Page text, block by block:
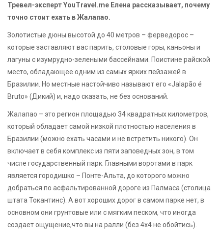
Тревел-эксперт YouTravel.me Елена рассказывает, почему
точно стоит ехать в Жалапао.
Золотистые дюны высотой до 40 метров – ферведорос –
которые заставляют вас парить, столовые горы, каньоны и
лагуны с изумрудно-зелеными бассейнами. Поистине райской
место, обладающее одним из самых ярких пейзажей в
Бразилии. Но местные настойчиво называют его «Jalapão é
Bruto» (Дикий) и, надо сказать, не без оснований.
Жалапао – это регион площадью 34 квадратных километров,
который обладает самой низкой плотностью населения в
Бразилии (можно ехать часами и не встретить никого). Он
включает в себя комплекс из пяти заповедных зон, в том
числе государственный парк. Главными воротами в парк
является городишко – Понте-Альта, до которого можно
добраться по асфальтированной дороге из Палмаса (столица
штата Токантинс). А вот хороших дорог в самом парке нет, в
основном они грунтовые или с мягким песком, что иногда
создает ощущение,что вы на ралли (без 4х4 не обойтись).